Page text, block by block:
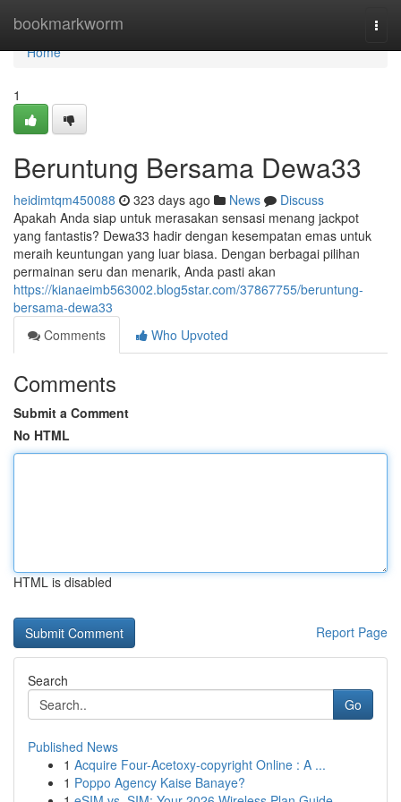
bookmarkworm
Home
Home
1
Beruntung Bersama Dewa33
heidimtqm450088 323 days ago News
Discuss
Apakah Anda siap untuk merasakan sensasi menang jackpot
yang fantastis? Dewa33 hadir dengan kesempatan emas untuk
meraih keuntungan yang luar biasa. Dengan berbagai pilihan
permainan seru dan menarik, Anda pasti akan
https://kianaeimb563002.blog5star.com/37867755/beruntung-
bersama-dewa33
Comments
Who Upvoted
Comments
Submit a Comment
No HTML
HTML is disabled
Report Page
Search
Go
Published News
1 Acquire Four-Acetoxy-copyright Online : A ...
1 Poppo Agency Kaise Banaye?